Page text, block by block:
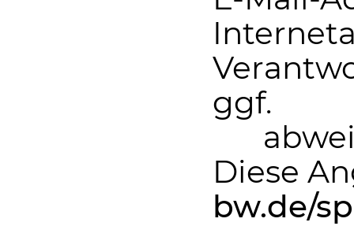
ggf.
Diese
bw.de/